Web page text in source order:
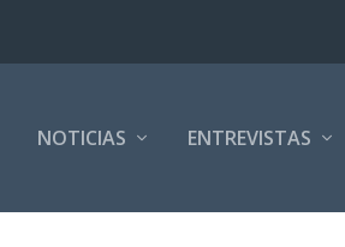
NOTICIAS ENTREVISTAS